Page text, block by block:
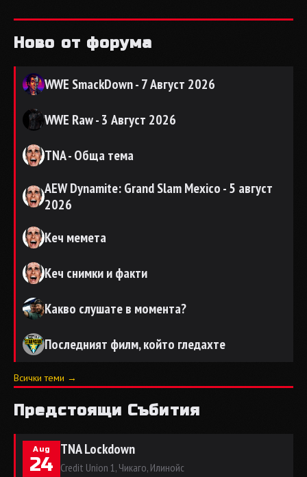
Ново от форума
WWE SmackDown - 7 Август 2026
WWE Raw - 3 Август 2026
TNA - Обща тема
AEW Dynamite: Grand Slam Mexico - 5 август
2026
Кеч мемета
Кеч снимки и факти
Какво слушате в момента?
Последният филм, който гледахте
Всички теми →
Предстоящи Събития
Aug
24
TNA Lockdown
Credit Union 1, Чикаго, Илинойс